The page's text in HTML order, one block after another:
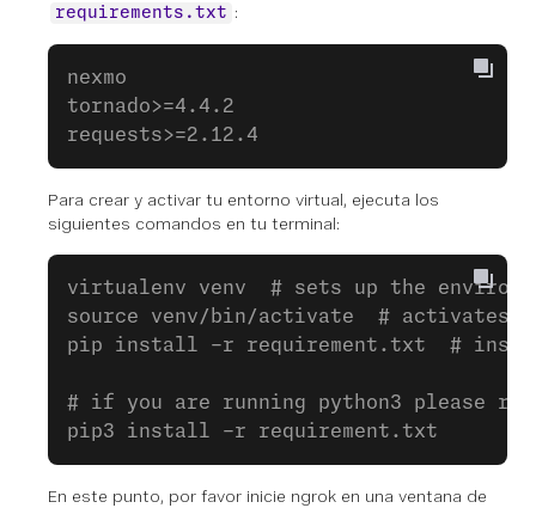
requirements.txt :
nexmo
tornado>=4.4.2
requests>=2.12.4
Para crear y activar tu entorno virtual, ejecuta los
siguientes comandos en tu terminal:
virtualenv venv  # sets up the
source venv/bin/activate  # activates
pip install -r requirement.txt  #
# if you are running python3 please
pip3 install -r requirement.txt
En este punto, por favor inicie ngrok en una ventana de